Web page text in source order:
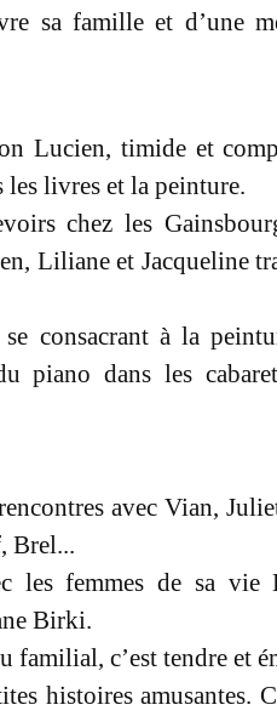
sa famille et d’une
Lucien, timide et
livres et la peinture.
chez les
Liliane et Jacqueline
consacrant à la
piano dans les
avec Vian,
Brel...
les femmes de sa vie
Birki.
familial, c’est tendre et
histoires amusantes.